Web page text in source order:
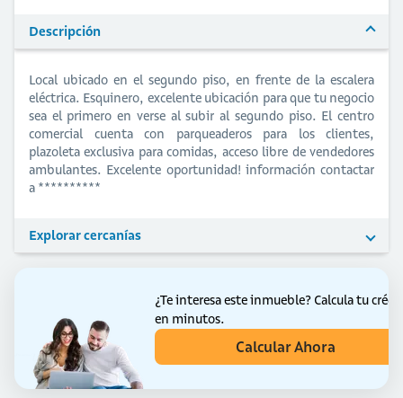
Descripción
Local ubicado en el segundo piso, en frente de la escalera
eléctrica. Esquinero, excelente ubicación para que tu negocio
sea el primero en verse al subir al segundo piso. El centro
comercial cuenta con parqueaderos para los clientes,
plazoleta exclusiva para comidas, acceso libre de vendedores
ambulantes. Excelente oportunidad! información contactar
a **********
Explorar cercanías
¿Te interesa este inmueble? Calcula tu
en minutos.
Calcular Ahora